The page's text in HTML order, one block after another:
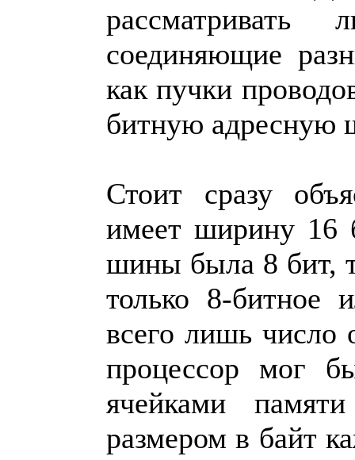
соединяющие
как пучки
битную адресную
Стоит сразу
имеет ширину 16
шины была 8 бит,
только 8-битное
всего лишь число
процессор мог
ячейками
размером в байт